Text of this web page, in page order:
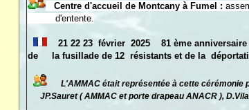
Centre d'accueil de Montcany à Fumel :
d'entente.
21 22 23 février 2025 81 ème anniversaire
de la fusillade de 12 résistants et de la
L'AMMAC était représentée à cette
JP.Sauret ( AMMAC et porte drapeau ANACR ),